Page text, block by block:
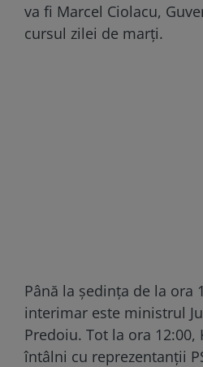
va fi Marcel Ciolacu,
cursul zilei de marți.
Până la ședința de la ora
interimar este ministrul
Predoiu. Tot la ora 12:00,
întâlni cu reprezentanții